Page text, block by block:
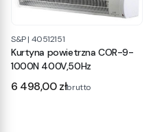
S&P| 40512151
Kurtyna powietrzna COR-9-
1000N 400V,50Hz
Cena
6 498,00 złbrutto